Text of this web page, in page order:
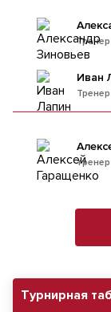
Турнирная
Тренер
Тренер
Иван
тренер